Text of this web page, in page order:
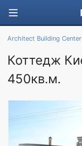
Architect Building Center
Коттедж
450кв.м.